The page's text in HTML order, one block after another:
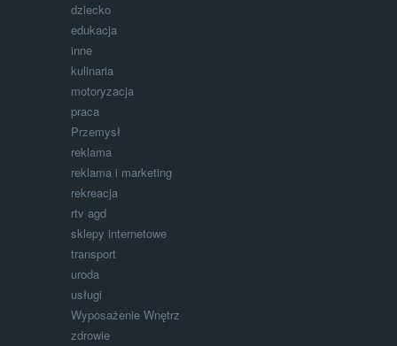
dziecko
edukacja
inne
kulinaria
motoryzacja
praca
Przemysł
reklama
reklama i marketing
rekreacja
rtv agd
sklepy internetowe
transport
uroda
usługi
Wyposażenie Wnętrz
zdrowie